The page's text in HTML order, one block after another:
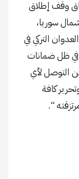
وقف إطلاق
سوريا،
التركي في
في ظل ضمانات
التوصل لأي
كافة
“.